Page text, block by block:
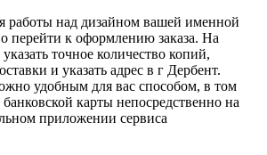
работы над дизайном вашей именной
перейти к оформлению заказа. На
точное количество копий,
и указать адрес в г Дербент.
удобным для вас способом, в том
карты непосредственно на
приложении сервиса